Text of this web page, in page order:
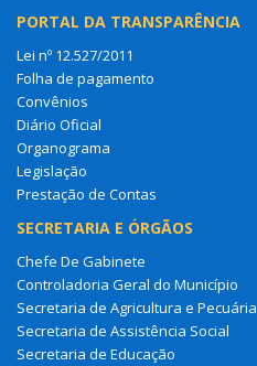
PORTAL DA TRANSPARÊNCIA
Lei nº 12.527/2011
Folha de pagamento
Convênios
Diário Oficial
Organograma
Legislação
Prestação de Contas
SECRETARIA E ÓRGÃOS
Chefe De Gabinete
Controladoria Geral do Município
Secretaria de Agricultura e Pecuária
Secretaria de Assistência Social
Secretaria de Educação